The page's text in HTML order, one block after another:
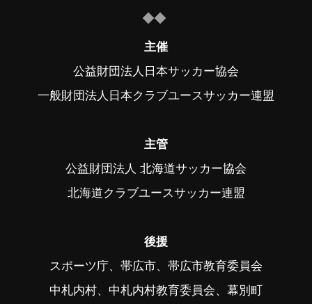
主催
公益財団法人日本サッカー協会
一般財団法人日本クラブユースサッカー連盟
主管
公益財団法人 北海道サッカー協会
北海道クラブユースサッカー連盟
後援
スポーツ庁、帯広市、帯広市教育委員会
中札内村、中札内村教育委員会、幕別町